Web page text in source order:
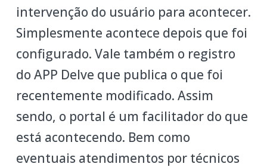
intervenção do usuário para acontecer.
Simplesmente acontece depois que foi
configurado. Vale também o registro
do APP Delve que publica o que foi
recentemente modificado. Assim
sendo, o portal é um facilitador do que
está acontecendo. Bem como
eventuais atendimentos por técnicos